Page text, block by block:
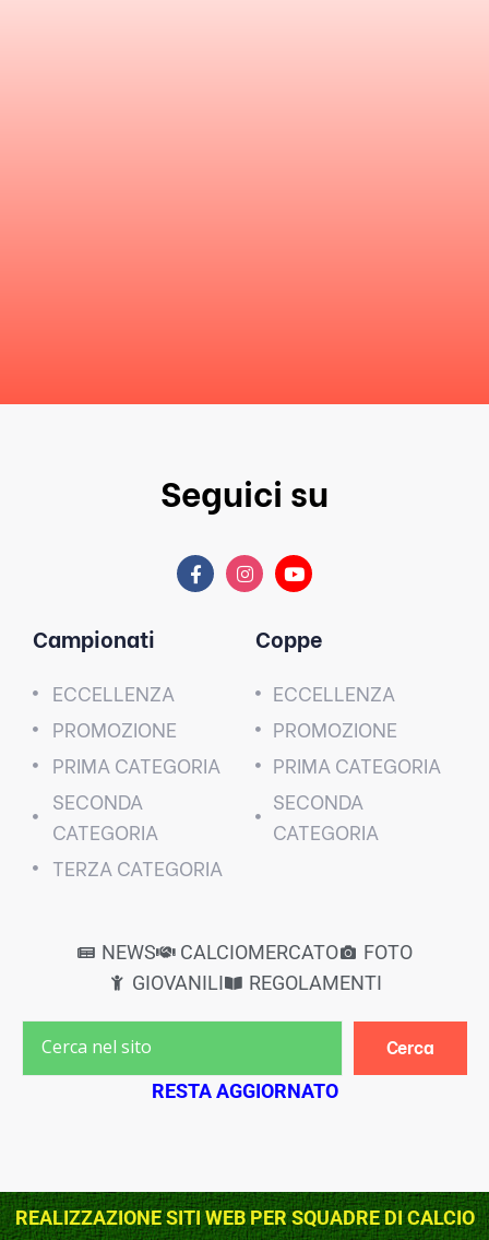
Seguici su
Campionati
ECCELLENZA
PROMOZIONE
PRIMA CATEGORIA
SECONDA
CATEGORIA
TERZA CATEGORIA
Coppe
ECCELLENZA
PROMOZIONE
PRIMA CATEGORIA
SECONDA
CATEGORIA
NEWS CALCIOMERCATO
FOTO
GIOVANILI
REGOLAMENTI
Cerca
RESTA AGGIORNATO
REALIZZAZIONE SITI WEB PER SQUADRE DI CALCIO